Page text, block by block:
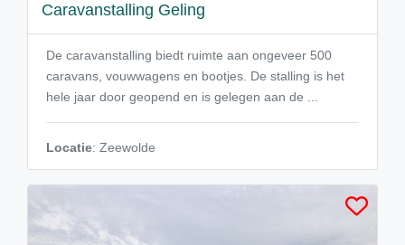
Caravanstalling Geling
De caravanstalling biedt ruimte aan ongeveer 500
caravans, vouwwagens en bootjes. De stalling is het
hele jaar door geopend en is gelegen aan de ...
Locatie: Zeewolde